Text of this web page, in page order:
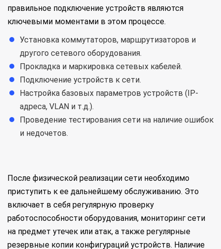
правильное подключение устройств являются
ключевыми моментами в этом процессе.
Установка коммутаторов, маршрутизаторов и
другого сетевого оборудования.
Прокладка и маркировка сетевых кабелей.
Подключение устройств к сети.
Настройка базовых параметров устройств (IP-
адреса, VLAN и т.д.).
Проведение тестирования сети на наличие ошибок
и недочетов.
После физической реализации сети необходимо
приступить к ее дальнейшему обслуживанию. Это
включает в себя регулярную проверку
работоспособности оборудования, мониторинг сети
на предмет утечек или атак, а также регулярные
резервные копии конфигураций устройств. Наличие